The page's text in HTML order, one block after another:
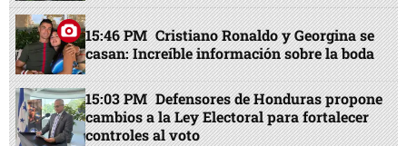
15:46 PM Cristiano Ronaldo y Georgina se
casan: Increíble información sobre la boda
15:03 PM Defensores de Honduras propone
cambios a la Ley Electoral para fortalecer
controles al voto